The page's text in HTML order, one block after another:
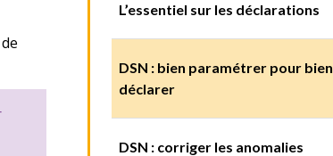
L’essentiel sur les déclarations
DSN : bien paramétrer pour bien
déclarer
DSN : corriger les anomalies